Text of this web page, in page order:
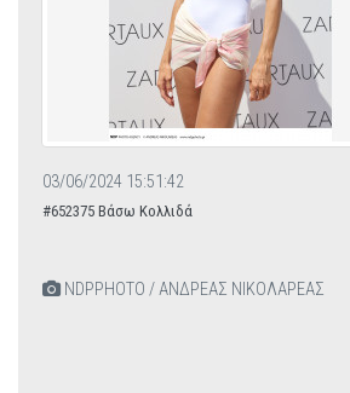
03/06/2024 15:51:42
#652375 Βάσω Κολλιδά
NDPPHOTO / ΑΝΔΡΕΑΣ ΝΙΚΟΛΑΡΕΑΣ